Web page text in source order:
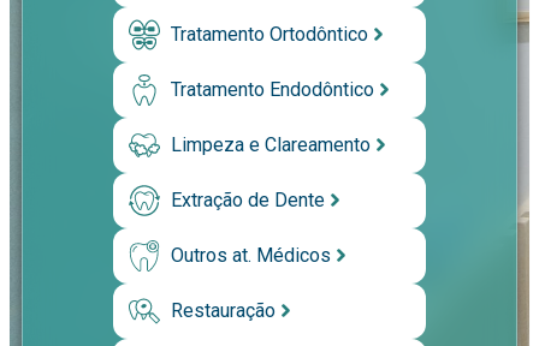
Tratamento Ortodôntico
Tratamento Endodôntico
Limpeza e Clareamento
Extração de Dente
Outros at. Médicos
Restauração